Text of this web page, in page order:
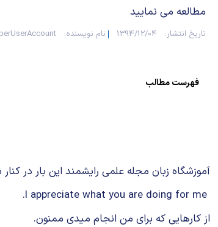
مطالعه می نمایید
تاریخ انتشار: 1394/12/04 نام نویسنده:
فهرست مطالب
آموزشگاه زبان مجله علمی رایشمند این بار در
از كارهایی که برای من انجام میدی ممنون.